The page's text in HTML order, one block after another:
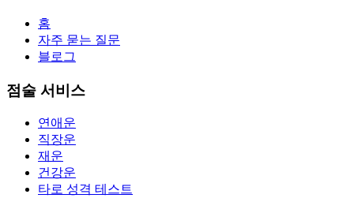
홈
자주 묻는 질문
블로그
점술 서비스
연애운
직장운
재운
건강운
타로 성격 테스트